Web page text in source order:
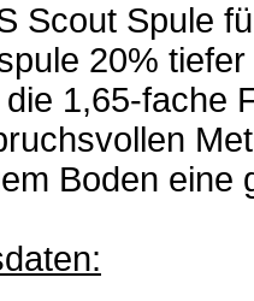
Scout Spule
20%
1,65-fache
Boden eine